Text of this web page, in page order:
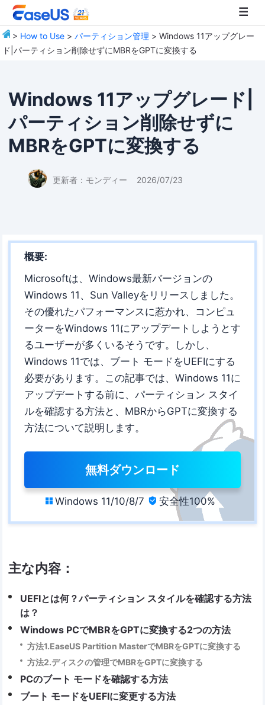
> How to Use >パーティション管理 > Windows 11アップグレー
ド|パーティション削除せずにMBRをGPTに変換する
Windows 11アップグレード|
パーティション削除せずに
MBRをGPTに変換する
更新者： モンディー 2026/07/23
概要:
Microsoftは、Windows最新バージョンの
Windows 11、Sun Valleyをリリースしました。
その優れたパフォーマンスに惹かれ、コンピュ
ーターをWindows 11にアップデートしようとす
るユーザーが多くいるそうです。しかし、
Windows 11では、ブート モードをUEFIにする
必要があります。この記事では、Windows 11に
アップデートする前に、パーティション スタイ
ルを確認する方法と、MBRからGPTに変換する
方法について説明します。
無料ダウンロード
 Windows 11/10/8/7  安全性100%
主な内容：
UEFIとは何？パーティション スタイルを確認する方法
は？
Windows PCでMBRをGPTに変換する2つの方法
方法1.EaseUS Partition MasterでMBRをGPTに変換する
方法2.ディスクの管理でMBRをGPTに変換する
PCのブート モードを確認する方法
ブート モードをUEFIに変更する方法